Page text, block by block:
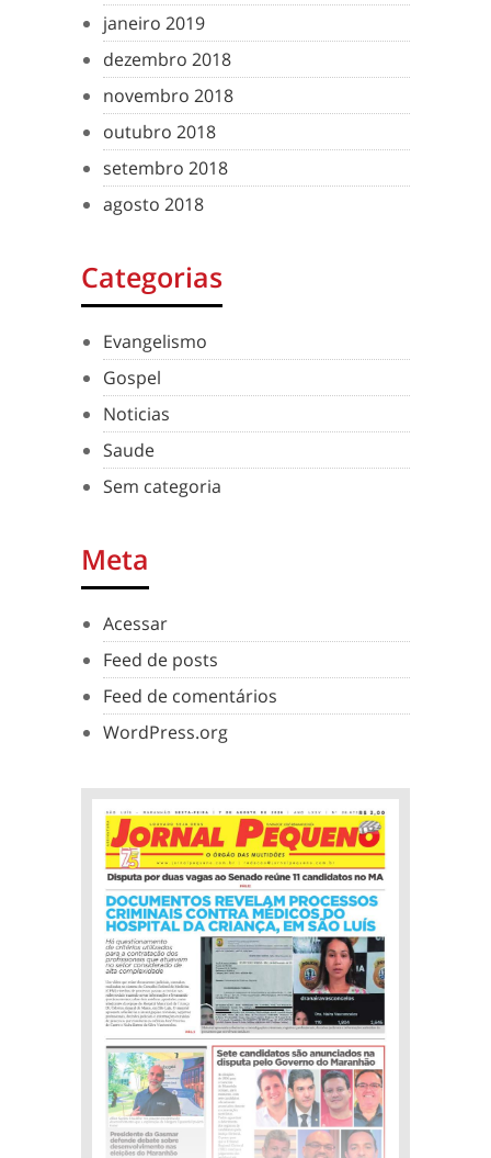
janeiro 2019
dezembro 2018
novembro 2018
outubro 2018
setembro 2018
agosto 2018
Categorias
Evangelismo
Gospel
Noticias
Saude
Sem categoria
Meta
Acessar
Feed de posts
Feed de comentários
WordPress.org